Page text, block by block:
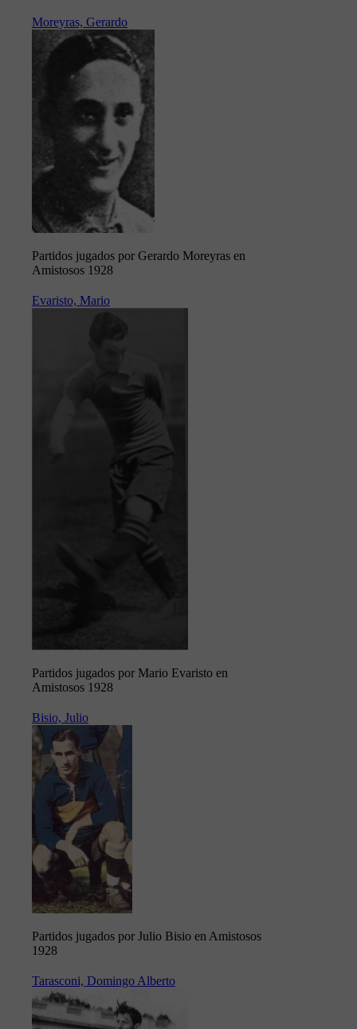
Moreyras, Gerardo
Partidos jugados por Gerardo Moreyras en
Amistosos 1928
Evaristo, Mario
Partidos jugados por Mario Evaristo en
Amistosos 1928
Bisio, Julio
Partidos jugados por Julio Bisio en Amistosos
1928
Tarasconi, Domingo Alberto